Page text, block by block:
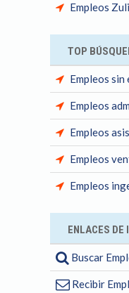
Empleos
TOP
Empleos sin
Empleos
Empleos
Empleos
Empleos
ENLACES DE
Buscar
Recibir